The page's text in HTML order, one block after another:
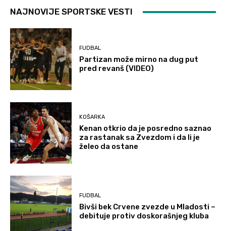
NAJNOVIJE SPORTSKE VESTI
FUDBAL
Partizan može mirno na dug put
pred revanš (VIDEO)
KOŠARKA
Kenan otkrio da je posredno saznao
za rastanak sa Zvezdom i da li je
želeo da ostane
FUDBAL
Bivši bek Crvene zvezde u Mladosti –
debituje protiv doskorašnjeg kluba